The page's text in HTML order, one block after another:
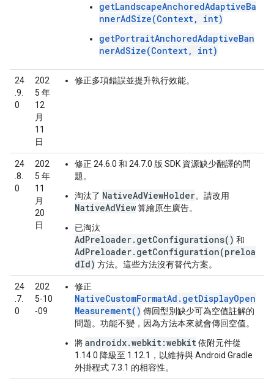
getLandscapeAnchoredAdaptiveBa
nnerAdSize(Context, int)
getPortraitAnchoredAdaptiveBan
nerAdSize(Context, int)
24
.9.
0
202
5 年
12
月
11
日
修正多項錯誤並提升執行效能。
24
.8.
0
202
5 年
11
月
20
日
修正 24.6.0 和 24.7.0 版 SDK 資源缺少翻譯的問
題。
淘汰了 NativeAdViewHolder。請改用
NativeAdView算繪原生廣告。
已淘汰
AdPreloader.getConfigurations() 和
AdPreloader.getConfiguration(preloa
dId) 方法。這些方法沒有替代方案。
24
.7.
0
202
5‑10
‑09
修正
NativeCustomFormatAd.getDisplayOpen
Measurement() 傳回型別缺少可為空值註解的
問題。功能不變，因為方法本來就會傳回空值。
將androidx.webkit:webkit依附元件從
1.14.0 降級至 1.12.1，以維持與 Android Gradle
外掛程式 7.3.1 的相容性。